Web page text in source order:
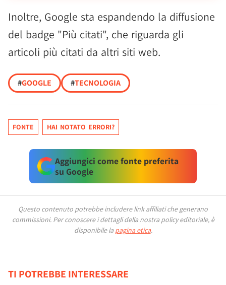
Inoltre, Google sta espandendo la diffusione
del badge "Più citati", che riguarda gli
articoli più citati da altri siti web.
#GOOGLE #TECNOLOGIA
FONTE HAI NOTATO ERRORI?
Aggiungici come fonte preferita
su Google
Questo contenuto potrebbe includere link affiliati che generano
commissioni. Per conoscere i dettagli della nostra policy editoriale, è
disponibile la pagina etica.
TI POTREBBE INTERESSARE